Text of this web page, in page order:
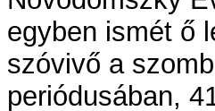
egyben ismét ő
szóvivő a
periódusában,